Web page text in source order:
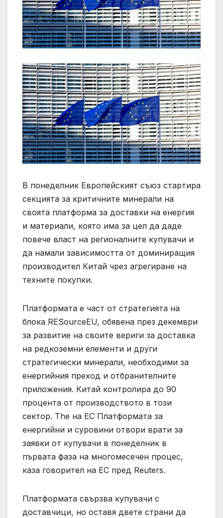
В понеделник Европейският съюз стартира
секцията за критичните минерали на
своята платформа за доставки на енергия
и материали, която има за цел да даде
повече власт на регионалните купувачи и
да намали зависимостта от доминиращия
производител Китай чрез агрегиране на
техните покупки.
Платформата е част от стратегията на
блока RESourceEU, обявена през декември
‌за развитие на своите вериги за доставка
на редкоземни елементи и други
стратегически минерали, необходими за
енергийния преход и отбранителните
приложения. Китай контролира до 90
процента от производството в този
сектор. The на ЕС Платформата за
енергийни и суровини отвори врати за
заявки от купувачи в понеделник в
първата фаза на многомесечен процес,
каза говорител на ЕС пред Reuters.
Платформата свързва купувачи с
доставчици, ‌но оставя двете страни да